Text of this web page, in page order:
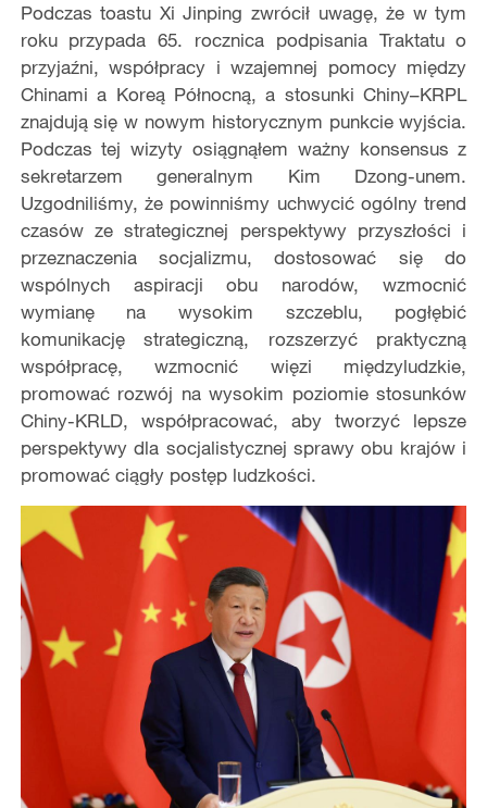
Podczas toastu Xi Jinping zwrócił uwagę, że w tym
roku przypada 65. rocznica podpisania Traktatu o
przyjaźni, współpracy i wzajemnej pomocy między
Chinami a Koreą Północną, a stosunki Chiny–KRPL
znajdują się w nowym historycznym punkcie wyjścia.
Podczas tej wizyty osiągnąłem ważny konsensus z
sekretarzem generalnym Kim Dzong-unem.
Uzgodniliśmy, że powinniśmy uchwycić ogólny trend
czasów ze strategicznej perspektywy przyszłości i
przeznaczenia socjalizmu, dostosować się do
wspólnych aspiracji obu narodów, wzmocnić
wymianę na wysokim szczeblu, pogłębić
komunikację strategiczną, rozszerzyć praktyczną
współpracę, wzmocnić więzi międzyludzkie,
promować rozwój na wysokim poziomie stosunków
Chiny-KRLD, współpracować, aby tworzyć lepsze
perspektywy dla socjalistycznej sprawy obu krajów i
promować ciągły postęp ludzkości.